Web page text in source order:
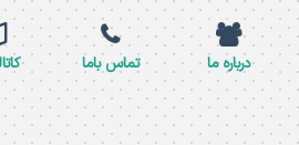
درباره ما تماس باما